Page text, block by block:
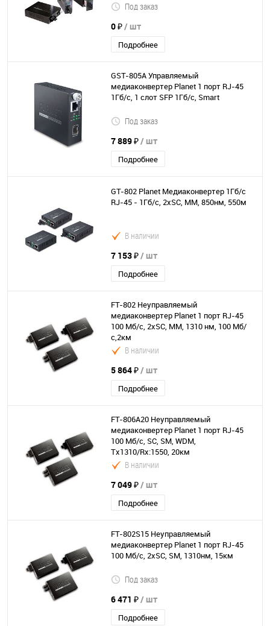
Под заказ
0 ₽/ шт
Подробнее
GST-805A Управляемый
медиаконвертер Planet 1 порт RJ-45
1Гб/с, 1 слот SFP 1Гб/с, Smart
Под заказ
7 889 ₽/ шт
Подробнее
GT-802 Planet Медиаконвертер 1Гб/с
RJ-45 - 1Гб/с, 2хSC, MM, 850нм, 550м
В наличии
7 153 ₽/ шт
Подробнее
FT-802 Неуправляемый
медиаконвертер Planet 1 порт RJ-45
100 Мб/с, 2хSC, MM, 1310 нм, 100 Мб/
с,2км
В наличии
5 864 ₽/ шт
Подробнее
FT-806A20 Неуправляемый
медиаконвертер Planet 1 порт RJ-45
100 Мб/с, SC, SM, WDM,
Tx1310/Rx:1550, 20км
В наличии
7 049 ₽/ шт
Подробнее
FT-802S15 Неуправляемый
медиаконвертер Planet 1 порт RJ-45
100 Мб/с, 2хSC, SM, 1310нм, 15км
Под заказ
6 471 ₽/ шт
Подробнее